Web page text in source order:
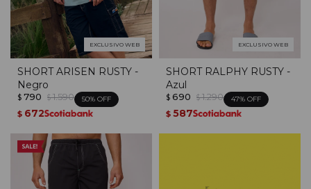
EXCLUSIVO WEB
SHORT ARISEN RUSTY -
Negro
$ 790 $ 1.590 50
$ 672
EXCLUSIVO WEB
SHORT RALPHY RUSTY -
Azul
$ 690 $ 1.290 47
$ 587